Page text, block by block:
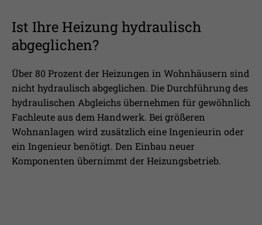
Ist Ihre Heizung hydraulisch
abgeglichen?
Über 80 Prozent der Heizungen in Wohnhäusern sind
nicht hydraulisch abgeglichen. Die Durchführung des
hydraulischen Abgleichs übernehmen für gewöhnlich
Fachleute aus dem Handwerk. Bei größeren
Wohnanlagen wird zusätzlich eine Ingenieurin oder
ein Ingenieur benötigt. Den Einbau neuer
Komponenten übernimmt der Heizungsbetrieb.